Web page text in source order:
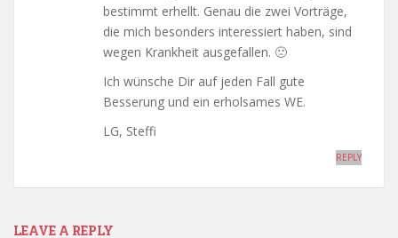
bestimmt erhellt. Genau die zwei Vorträge,
die mich besonders interessiert haben, sind
wegen Krankheit ausgefallen. 🙁
Ich wünsche Dir auf jeden Fall gute
Besserung und ein erholsames WE.
LG, Steffi
REPLY
LEAVE A REPLY